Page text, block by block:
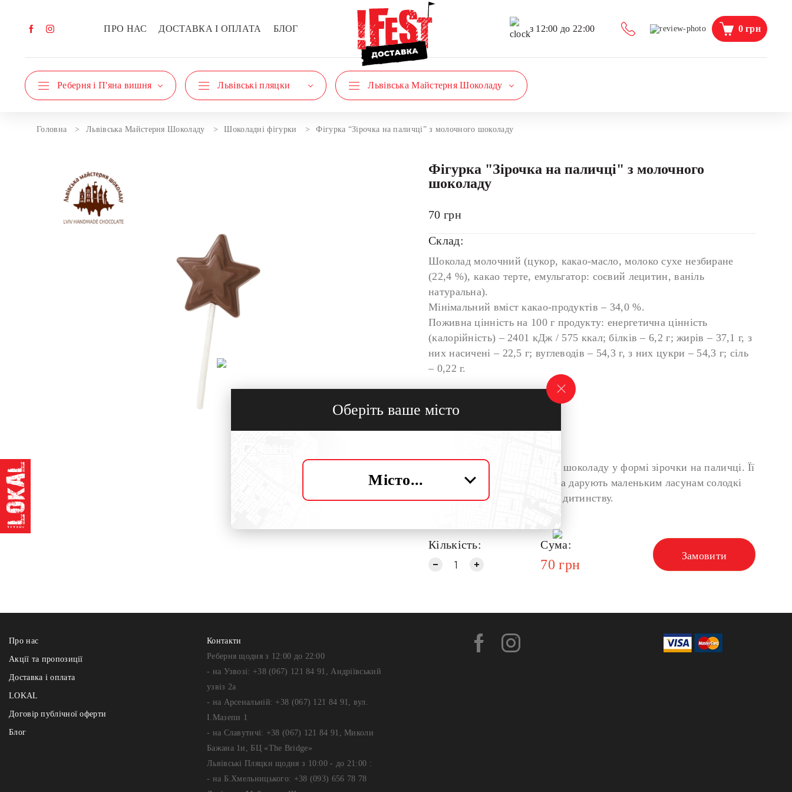
ПРО НАС ДОСТАВКА І ОПЛАТА БЛОГ з 12:00 до 22:00 0грн
Реберня і П'яна вишня Львівські пляцки Львівська Майстерня Шоколаду
Головна Львівська Майстерня Шоколаду Шоколадні фігурки Фігурка “Зірочка на паличці” з молочного шоколаду
Фігурка "Зірочка на паличці" з молочного
шоколаду
70 грн
Склад:
Шоколад молочний (цукор, какао-масло, молоко сухе незбиране
(22,4 %), какао терте, емульгатор: соєвий лецитин, ваніль
натуральна).
Мінімальний вміст какао-продуктів – 34,0 %.
Поживна цінність на 100 г продукту: енергетична цінність
(калорійність) – 2401 кДж / 575 ккал; білків – 6,2 г; жирів – 37,1 г, з
них насичені – 22,5 г; вуглеводів – 54,3 г, з них цукри – 54,3 г; сіль
– 0,22 г.
20 г
Цільна фігурка з молочного шоколаду у формі зірочки на паличці. Її
ніжний смак і казкова форма дарують маленьким ласунам солодкі
миті щастя та додають магії дитинству.
Кількість: Сума:
70 грн
Замовити
Про нас
Акції та пропозиції
Доставка і оплата
LOKAL
Договір публічної оферти
Блог
Контакти
Реберня щодня з 12:00 до 22:00
- на Узвозі: +38 (067) 121 84 91, Андріївський
узвіз 2а
- на Арсенальній: +38 (067) 121 84 91, вул.
І.Мазепи 1
- на Славутичі: +38 (067) 121 84 91, Миколи
Бажана 1и, БЦ «The Bridge»
Львівські Пляцки щодня з 10:00 - до 21:00 :
- на Б.Хмельницького: +38 (093) 656 78 78
Оберіть ваше місто
Місто...